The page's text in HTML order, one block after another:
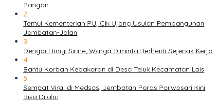
Pangan
2
Temui Kementerian PU, Cik Ujang Usulan Pembangunan
Jembatan-Jalan
3
Dengar Bunyi Sirine, Warga Diminta Berhenti Sejenak Kerja
4
Bantu Korban Kebakaran di Desa Teluk Kecamatan Lais
5
Sempat Viral di Medsos, Jembatan Poros Porwosari Kini
Bisa Dilalui